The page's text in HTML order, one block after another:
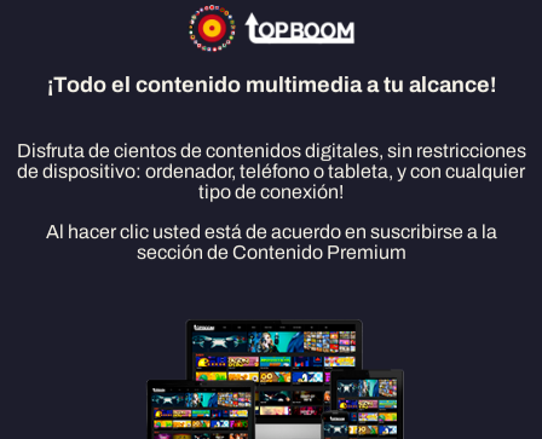
DESCARGAR
¡Todo el contenido multimedia a tu alcance!
Disfruta de cientos de contenidos digitales, sin restricciones
de dispositivo: ordenador, teléfono o tableta, y con cualquier
tipo de conexión!
Al hacer clic usted está de acuerdo en suscribirse a la
sección de Contenido Premium